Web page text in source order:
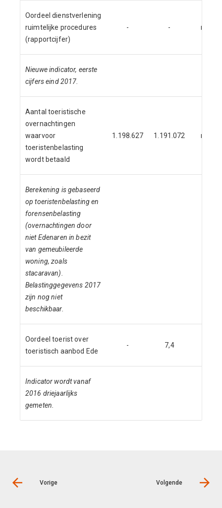
Oordeel dienstverlening
ruimtelijke procedures
(rapportcijfer)
- - nnb
Nieuwe indicator, eerste
cijfers eind 2017.
Aantal toeristische
overnachtingen
waarvoor
toeristenbelasting
wordt betaald
1.198.627 1.191.072 nnb
Berekening is gebaseerd
op toeristenbelasting en
forensenbelasting
(overnachtingen door
niet Edenaren in bezit
van gemeubileerde
woning, zoals
stacaravan).
Belastinggegevens 2017
zijn nog niet
beschikbaar.
Oordeel toerist over
toeristisch aanbod Ede
- 7,4
Indicator wordt vanaf
2016 driejaarlijks
gemeten.
Vorige Volgende